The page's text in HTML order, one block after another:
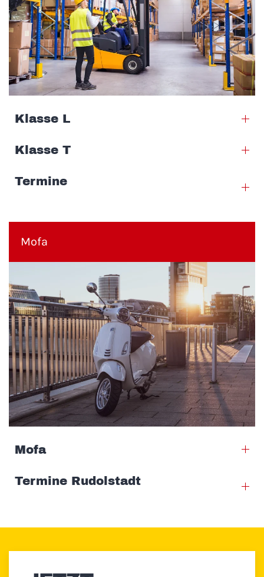
Klasse L
Klasse T
Termine
Mofa
Mofa
Termine Rudolstadt